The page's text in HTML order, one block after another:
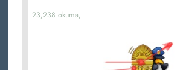
23,238 okuma,